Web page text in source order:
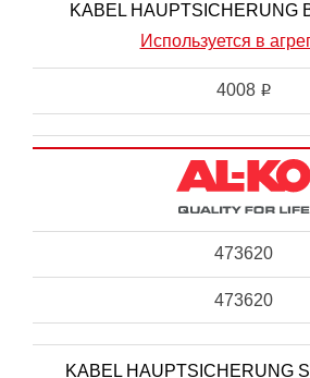
KABEL HAUPTSICHERUNG
Используется в
4008 i
473620
473620
KABEL HAUPTSICHERUNG